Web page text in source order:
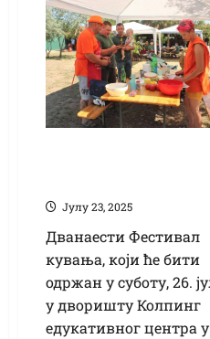
Јулy 23, 2025
Дванаести Фестивал
кувања, који ће бити
одржан у суботу, 26.
у дворишту Колпинг
едукативног центра у